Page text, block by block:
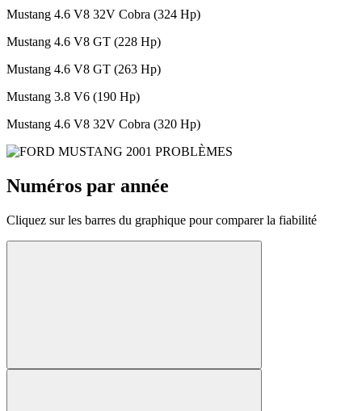
Mustang 4.6 V8 32V Cobra (324 Hp)
Mustang 4.6 V8 GT (228 Hp)
Mustang 4.6 V8 GT (263 Hp)
Mustang 3.8 V6 (190 Hp)
Mustang 4.6 V8 32V Cobra (320 Hp)
Numéros par année
Cliquez sur les barres du graphique pour comparer la fiabilité